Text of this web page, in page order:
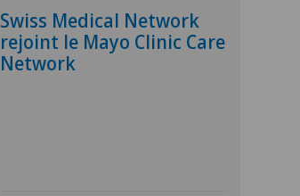
Swiss Medical Network
rejoint le Mayo Clinic Care
Network